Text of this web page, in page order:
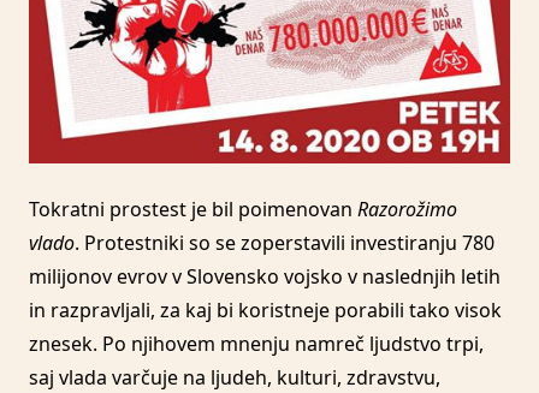
Tokratni prostest je bil poimenovan Razorožimo
vlado. Protestniki so se zoperstavili investiranju 780
milijonov evrov v Slovensko vojsko v naslednjih letih
in razpravljali, za kaj bi koristneje porabili tako visok
znesek. Po njihovem mnenju namreč ljudstvo trpi,
saj vlada varčuje na ljudeh, kulturi, zdravstvu,